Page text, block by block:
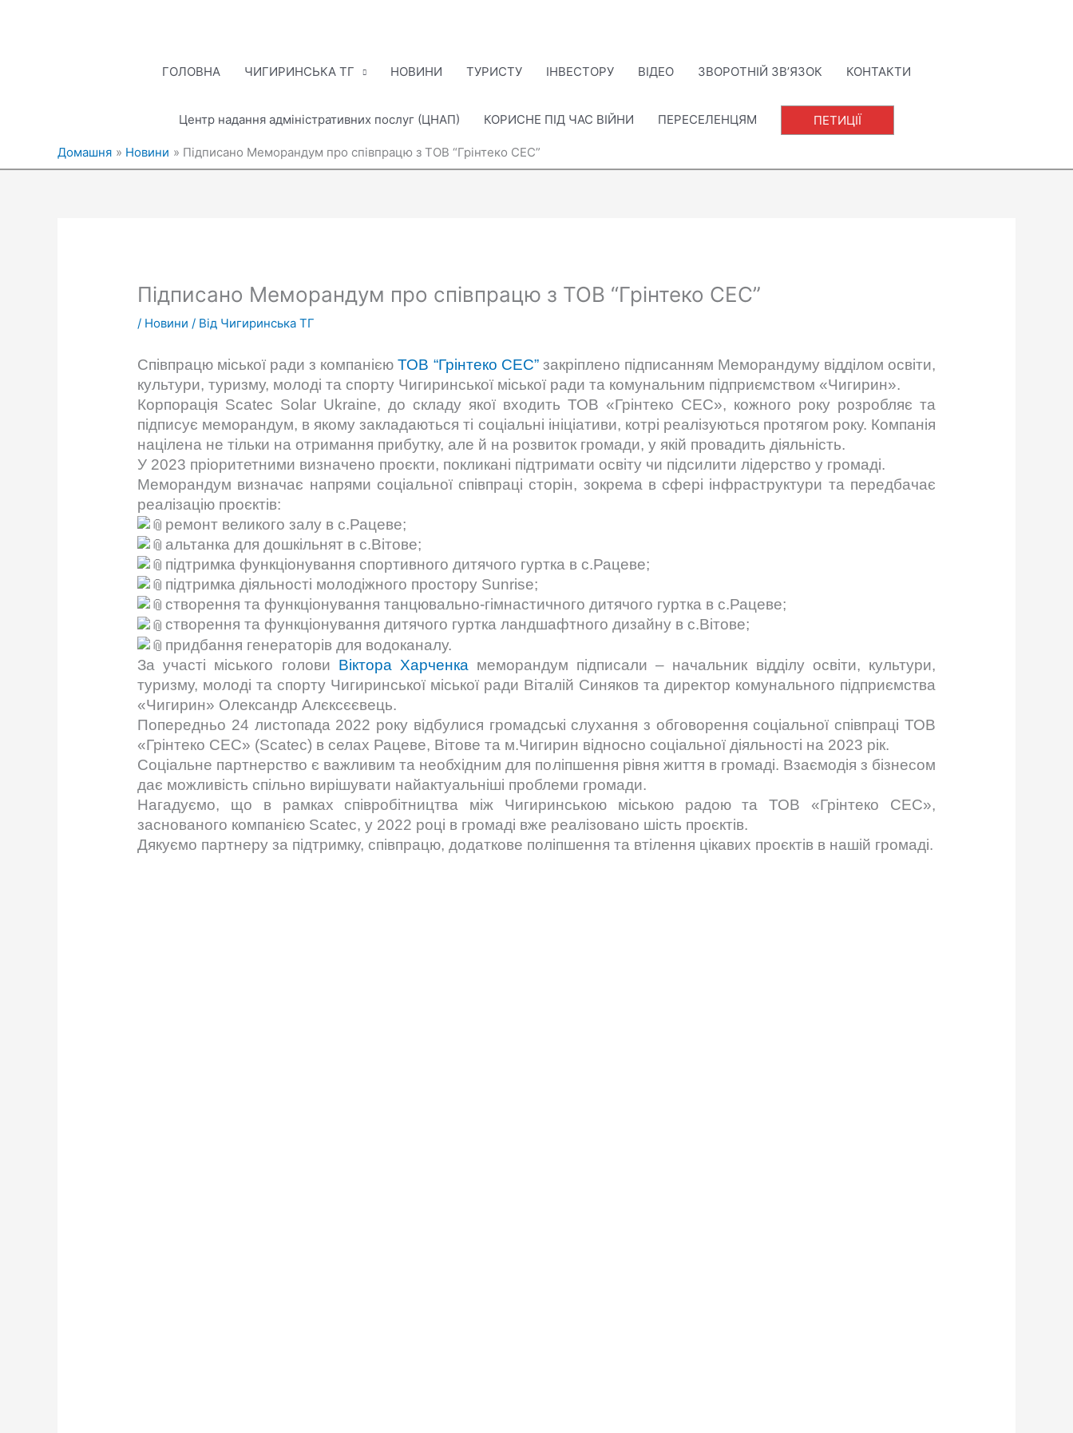
ГОЛОВНА
ЧИГИРИНСЬКА ТГ НОВИНИ ТУРИСТУ ІНВЕСТОРУ ВІДЕО ЗВОРОТНІЙ ЗВ’ЯЗОК КОНТАКТИ
Центр надання адміністративних послуг (ЦНАП) КОРИСНЕ ПІД ЧАС ВІЙНИ ПЕРЕСЕЛЕНЦЯМ ПЕТИЦІЇ
Домашня Новини Підписано Меморандум про співпрацю з ТОВ “Грінтеко СЕС”
Підписано Меморандум про співпрацю з ТОВ “Грінтеко СЕС”
/ Новини / Від Чигиринська ТГ
Співпрацю міської ради з компанієюТОВ “Грінтеко СЕС”закріплено підписанням Меморандуму відділом освіти,
культури, туризму, молоді та спорту Чигиринської міської ради та комунальним підприємством «Чигирин».
Корпорація Scatec Solar Ukraine, до складу якої входить ТОВ «Грінтеко СЕС», кожного року розробляє та
підписує меморандум, в якому закладаються ті соціальні ініціативи, котрі реалізуються протягом року. Компанія
націлена не тільки на отримання прибутку, але й на розвиток громади, у якій провадить діяльність.
У 2023 пріоритетними визначено проєкти, покликані підтримати освіту чи підсилити лідерство у громаді.
Меморандум визначає напрями соціальної співпраці сторін, зокрема в сфері інфраструктури та передбачає
реалізацію проєктів:
ремонт великого залу в с.Рацеве;
альтанка для дошкільнят в с.Вітове;
підтримка функціонування спортивного дитячого гуртка в с.Рацеве;
підтримка діяльності молодіжного простору Sunrise;
створення та функціонування танцювально-гімнастичного дитячого гуртка в с.Рацеве;
створення та функціонування дитячого гуртка ландшафтного дизайну в с.Вітове;
придбання генераторів для водоканалу.
За участі міського голови Віктора Харченка меморандум підписали – начальник відділу освіти, культури,
туризму, молоді та спорту Чигиринської міської ради Віталій Синяков та директор комунального підприємства
«Чигирин» Олександр Алєксєєвець.
Попередньо 24 листопада 2022 року відбулися громадські слухання з обговорення соціальної співпраці ТОВ
«Грінтеко СЕС» (Scatec) в селах Рацеве, Вітове та м.Чигирин відносно соціальної діяльності на 2023 рік.
Соціальне партнерство є важливим та необхідним для поліпшення рівня життя в громаді. Взаємодія з бізнесом
дає можливість спільно вирішувати найактуальніші проблеми громади.
Нагадуємо, що в рамках співробітництва між Чигиринською міською радою та ТОВ «Грінтеко СЕС»,
заснованого компанією Scatec, у 2022 році в громаді вже реалізовано шість проєктів.
Дякуємо партнеру за підтримку, співпрацю, додаткове поліпшення та втілення цікавих проєктів в нашій громаді.